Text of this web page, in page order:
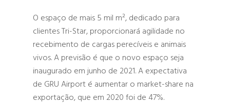
O espaço de mais 5 mil m², dedicado para
clientes Tri-Star, proporcionará agilidade no
recebimento de cargas perecíveis e animais
vivos. A previsão é que o novo espaço seja
inaugurado em junho de 2021. A expectativa
de GRU Airport é aumentar o market-share na
exportação, que em 2020 foi de 47%.